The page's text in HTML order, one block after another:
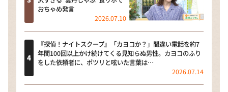
おちゃめ発言
2026.07.10
『探偵！ナイトスクープ』「カヨコか？」間違い電話を約7
年間100回以上かけ続けてくる見知らぬ男性。カヨコのふり
をした依頼者に、ポツリと呟いた言葉は…
2026.07.14